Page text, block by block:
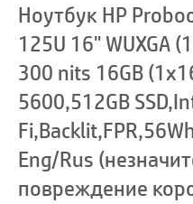
Ноутбук HP
125U 16" WUXGA
300 nits 16GB
5600,512GB
Eng/Rus
повреждение